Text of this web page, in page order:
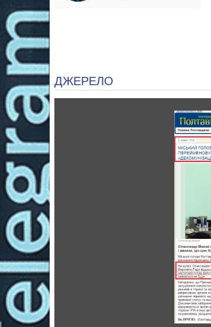
ДЖЕРЕЛО